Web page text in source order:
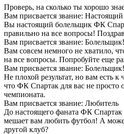
Проверь, на сколько ты хорошо
Вам присвается звание:
Вы настоящий болельщик ФК
правильно на все вопросы!
Вам присвается звание: Болельщик!
Вам совсем немного не хватило,
на все вопросы. Попробуйте еще
Вам присвается звание: Болельщик!
Не плохой результат, но вам есть
что ФК Спартак для вас не просто
чемпионата.
Вам присвается звание: Любитель
До настоящего фаната ФК Спартак
мешает вам любить футбол! А
другой клуб?